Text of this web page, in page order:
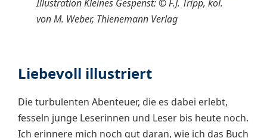
Illustration Kleines Gespenst: © F.J. Tripp, kol.
von M. Weber, Thienemann Verlag
Liebevoll illustriert
Die turbulenten Abenteuer, die es dabei erlebt,
fesseln junge Leserinnen und Leser bis heute noch.
Ich erinnere mich noch gut daran, wie ich das Buch